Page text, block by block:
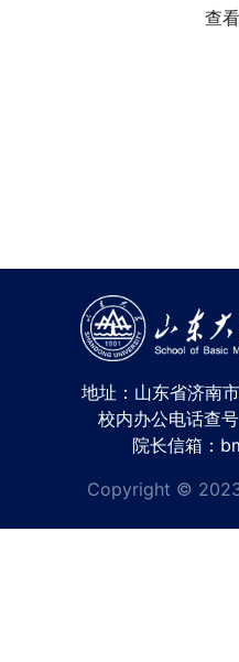
查
地址：山东省济南
校内办公电话查
院长信箱：
Copyright © 2023